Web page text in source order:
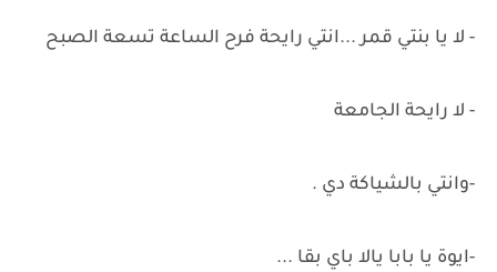
- لا يا بنتي قمر ...انتي رايحة فرح الساعة تسعة الصبح
- لا رايحة الجامعة
-وانتي بالشياكة دي .
-ايوة يا بابا يالا باي بقا ...